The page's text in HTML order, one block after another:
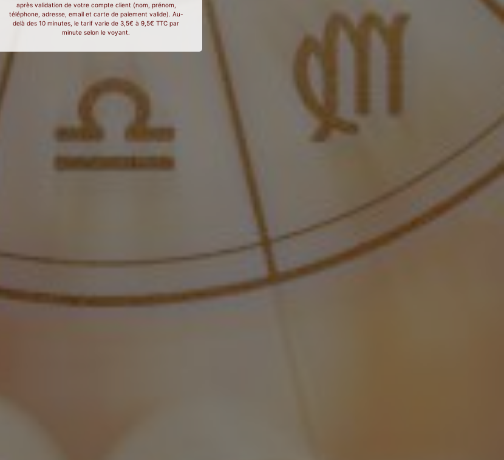
après validation de votre compte client (nom, prénom,
téléphone, adresse, email et carte de paiement valide). Au-
delà des 10 minutes, le tarif varie de 3,5€ à 9,5€ TTC par
minute selon le voyant.